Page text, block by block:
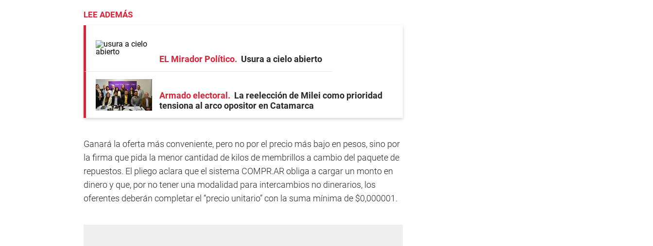
LEE ADEMÁS
EL Mirador Político Usura a cielo abierto
Armado electoral
La reelección de Milei como prioridad
tensiona al arco opositor en Catamarca
Ganará la oferta más conveniente, pero no por el precio más bajo en pesos, sino por
la firma que pida la menor cantidad de kilos de membrillos a cambio del paquete de
repuestos. El pliego aclara que el sistema COMPR.AR obliga a cargar un monto en
dinero y que, por no tener una modalidad para intercambios no dinerarios, los
oferentes deberán completar el “precio unitario” con la suma mínima de $0,000001.